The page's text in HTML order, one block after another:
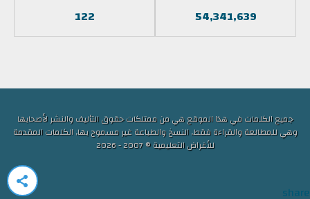
54,341,639
122
جميع الكلمات في هذا الموقع هي من ممتلكات حقوق التأليف والنشر لأصحابها
وهي للمطالعة والقراءة فقط, النسخ والطباعة غير مسموح بها, الكلمات المقدمة
للأغراض التعليمية © 2007 - 2026
share